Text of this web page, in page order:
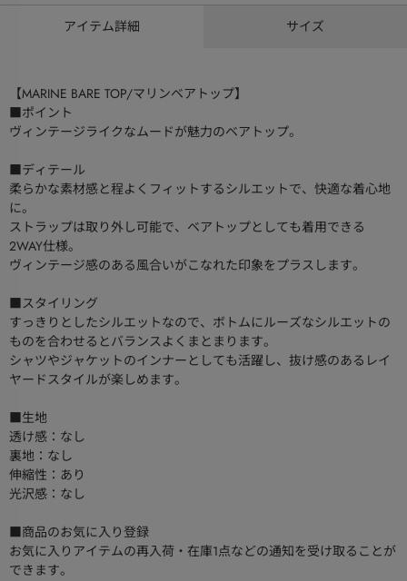
アイテム詳細 サイズ
【MARINE BARE TOP/マリンベアトップ】
■ポイント
ヴィンテージライクなムードが魅力のベアトップ。
■ディテール
柔らかな素材感と程よくフィットするシルエットで、快適な着心地
に。
ストラップは取り外し可能で、ベアトップとしても着用できる
2WAY仕様。
ヴィンテージ感のある風合いがこなれた印象をプラスします。
■スタイリング
すっきりとしたシルエットなので、ボトムにルーズなシルエットの
ものを合わせるとバランスよくまとまります。
シャツやジャケットのインナーとしても活躍し、抜け感のあるレイ
ヤードスタイルが楽しめます。
■生地
透け感：なし
裏地：なし
伸縮性：あり
光沢感：なし
■商品のお気に入り登録
お気に入りアイテムの再入荷・在庫1点などの通知を受け取ることが
できます。